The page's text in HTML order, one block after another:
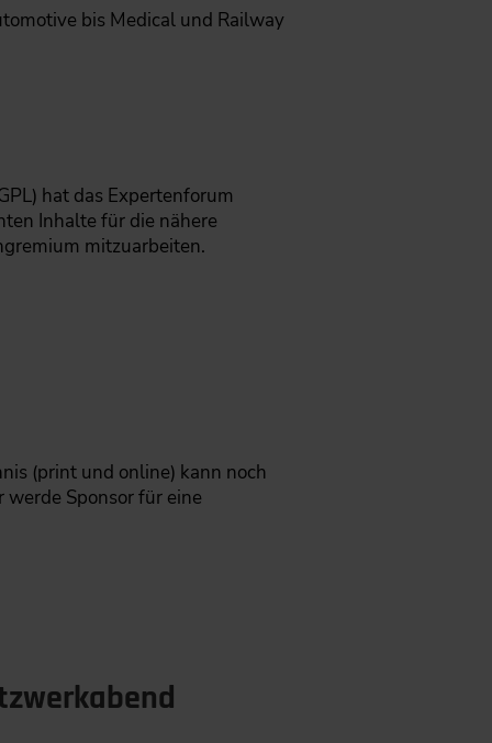
bis Medical und Railway
hat das Expertenforum
Inhalte für die nähere
mitzuarbeiten.
(print und online) kann noch
Sponsor für eine